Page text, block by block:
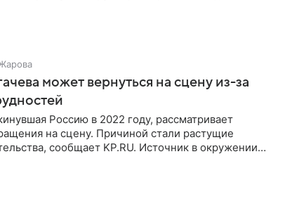
может вернуться на сцену из-за
Россию в 2022 году, рассматривает
на сцену. Причиной стали растущие
сообщает KP.RU. Источник в окружении